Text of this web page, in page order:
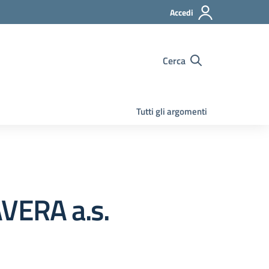
Accedi
Cerca
Tutti gli argomenti
a.s.